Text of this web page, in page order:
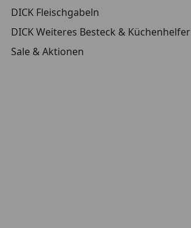
DICK Fleischgabeln
DICK Weiteres Besteck & Küchenhelfer
Sale & Aktionen